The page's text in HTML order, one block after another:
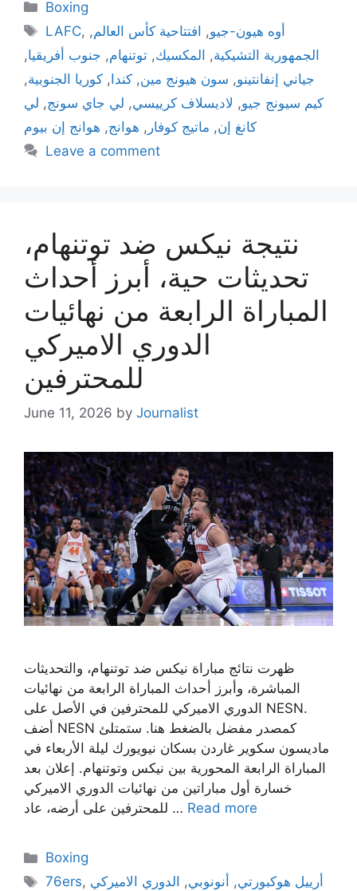
Categories
Boxing
Tags
LAFC, أوه هيون-جيو, افتتاحية كأس العالم,
الجمهورية التشيكية, المكسيك, توتنهام, جنوب أفريقيا,
جياني إنفانتينو, سون هيونج مين, كندا, كوريا الجنوبية,
كيم سيونج جيو, لاديسلاف كرييسي, لي جاي سونج, لي
كانغ إن, ماتيج كوفار , هوانج, هوانج إن بيوم
Leave a comment
نتيجة نيكس ضد توتنهام،
تحديثات حية، أبرز أحداث
المباراة الرابعة من نهائيات
الدوري الاميركي
للمحترفين
June 11, 2026 by Journalist
ظهرت نتائج مباراة نيكس ضد توتنهام، والتحديثات
المباشرة، وأبرز أحداث المباراة الرابعة من نهائيات
الدوري الاميركي للمحترفين في الأصل على NESN.
أضف NESN كمصدر مفضل بالضغط هنا. ستمتلئ
ماديسون سكوير غاردن بسكان نيويورك ليلة الأربعاء في
المباراة الرابعة المحورية بين نيكس وتوتنهام. إعلان بعد
خسارة أول مباراتين من نهائيات الدوري الاميركي
للمحترفين على أرضه، عاد … Read more
Categories
Boxing
Tags
76ers, أرييل هوكبورتي, أنونوبي, الدوري الاميركي